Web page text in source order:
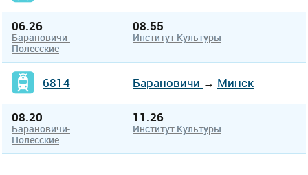
06.26
Барановичи-
Полесские
08.55
Институт Культуры
6814 Барановичи → Минск
08.20
Барановичи-
Полесские
11.26
Институт Культуры